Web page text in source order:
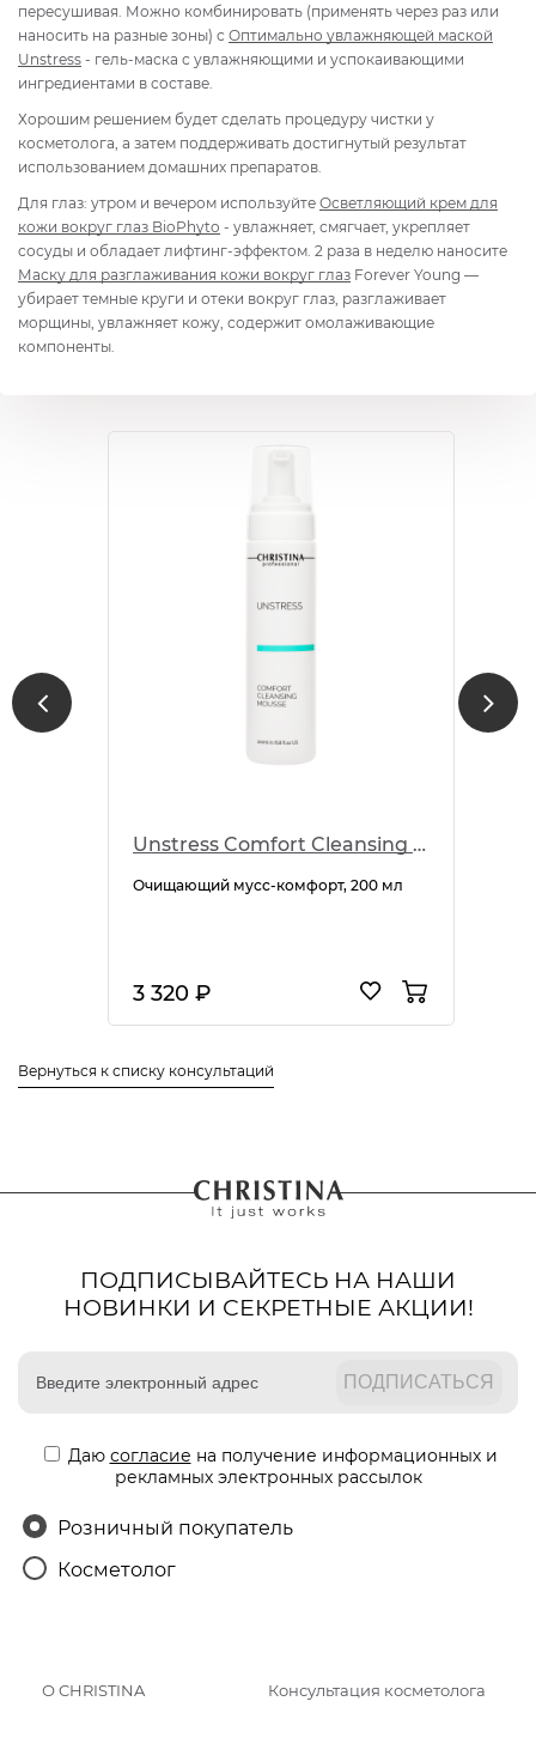
пересушивая. Можно комбинировать (применять через раз или
наносить на разные зоны) с Оптимально увлажняющей маской
Unstress - гель-маска с увлажняющими и успокаивающими
ингредиентами в составе.
Хорошим решением будет сделать процедуру чистки у
косметолога, а затем поддерживать достигнутый результат
использованием домашних препаратов.
Для глаз: утром и вечером используйте Осветляющий крем для
кожи вокруг глаз BioPhyto - увлажняет, смягчает, укрепляет
сосуды и обладает лифтинг-эффектом. 2 раза в неделю наносите
Маску для разглаживания кожи вокруг глаз Forever Young —
убирает темные круги и отеки вокруг глаз, разглаживает
морщины, увлажняет кожу, содержит омолаживающие
компоненты.
Unstress Comfort Cleansing Mousse
Очищающий мусс-комфорт, 200 мл
3 320 ₽
Вернуться к списку консультаций
ПОДПИСЫВАЙТЕСЬ НА НАШИ
НОВИНКИ И СЕКРЕТНЫЕ АКЦИИ!
Даю согласие на получение информационных и
рекламных электронных рассылок
Розничный покупатель
Косметолог
О CHRISTINA Консультация косметолога